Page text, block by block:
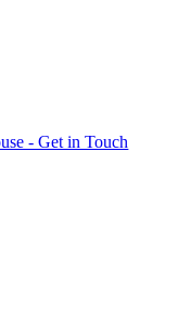
- Get in Touch